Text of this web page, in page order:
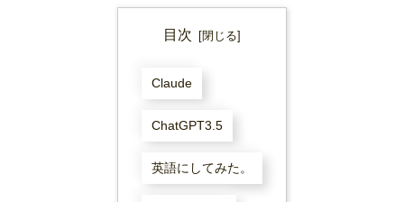
目次
Claude
ChatGPT3.5
英語にしてみた。